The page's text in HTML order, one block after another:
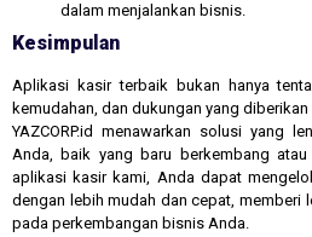
dalam menjalankan bisnis.
Kesimpulan
Aplikasi kasir terbaik bukan hanya
kemudahan, dan dukungan yang
YAZCORP.id menawarkan solusi yang
Anda, baik yang baru berkembang
aplikasi kasir kami, Anda dapat
dengan lebih mudah dan cepat, memberi
pada perkembangan bisnis Anda.